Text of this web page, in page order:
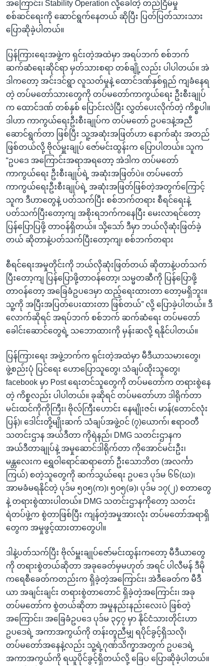
အကြောင်း၊ Stability Operation လို့ခေါ်တဲ့ တည်ငြိမ်မှု
စစ်ဆင်ရေးကို ဆောင်ရွက်နေတယ် ဆိုပြီး ပြတ်ပြတ်သားသား
ပြောဆိုခဲ့ပါတယ်။
ပြန်ကြားရေးအဖွဲ့က ရှင်းတဲ့အထဲမှာ အရပ်ဘက် စစ်ဘက်
ဆက်ဆံရေးဆိုင်ရာ မှတ်သားစရာ တစ်ချို့လည်း ပါပါတယ်။ အဲ
ဒါကတော့ အင်းဒင်ရွာ လူသတ်မှုနဲ့ ထောင်ဒဏ်နှစ်ရှည် ကျခံနေရ
တဲ့ တပ်မတော်သားတွေကို တပ်မတော်ကာကွယ်ရေး ဦးစီးချုပ်
က ထောင်ဒဏ် တစ်နှစ် ပြောင်းလဲပြီး လွှတ်ပေးလိုက်တဲ့ ကိစ္စပါ။
ဒါဟာ ကာကွယ်ရေးဦးစီးချုပ်က တပ်မတော် ဥပဒေနဲ့အညီ
ဆောင်ရွက်တာ ဖြစ်ပြီး သူ့အဆုံးအဖြတ်ဟာ နောက်ဆုံး အတည်
ဖြစ်တယ်လို့ ဗိုလ်မှူးချုပ် ဇော်မင်းထွန်းက ပြောပါတယ်။ သူက
“ဥပဒေ အကြောင်းအရာအရတော့ အဲဒါက တပ်မတော်
ကာကွယ်ရေး ဦးစီးချုပ်ရဲ့ အဆုံးအဖြတ်ပဲ။ တပ်မတော်
ကာကွယ်ရေးဦးစီးချုပ်ရဲ့ အဆုံးအဖြတ်ဖြစ်တဲ့အတွက်ကြောင့်
သူက ဒီဟာတွေနဲ့ ပတ်သက်ပြီး စစ်ဘက်တရား စီရင်ရေးနဲ့
ပတ်သက်ပြီးတော့ကျ အစိုးရဘက်ကနေပြီး မေးလာရင်တော့
ပြန်ပြောပြဖို့ တာဝန်ရှိတယ်။ သို့သော် ဒီမှာ ဘယ်လိုဆုံးဖြတ်ခဲ့
တယ် ဆိုတာနဲ့ပတ်သက်ပြီးတော့ကျ၊ စစ်ဘက်တရား
စီရင်ရေးအမှုတိုင်းကို ဘယ်လိုဆုံးဖြတ်တယ် ဆိုတာနဲ့ပတ်သက်
ပြီးတော့ကျ ပြန်ပြောဖို့တာဝန်တော့၊ သမ္မတဆီကို ပြန်ပြောဖို့
တာဝန်တော့ အခြေခံဥပဒေမှာ ထည့်ရေးထားတာ တော့မရှိဘူး။
သူ့ကို အပြီးအပြတ်ပေးထားတာ ဖြစ်တယ်” လို့ ပြောခဲ့ပါတယ်။ ဒီ
လောက်ဆိုရင် အရပ်ဘက် စစ်ဘက် ဆက်ဆံရေး တပ်မတော်
ခေါင်းဆောင်တွေရဲ့ သဘောထားကို မှန်းဆလို့ ရနိုင်ပါတယ်။
ပြန်ကြားရေး အဖွဲ့ဘက်က ရှင်းတဲ့အထဲမှာ မီဒီယာသမားတွေ၊
ဖွဲ့စည်းပုံ ပြင်ရေး ဟောပြောသူတွေ၊ သံချပ်ထိုးသူတွေ၊
facebook မှာ Post ရေးတင်သူတွေကို တပ်မတော်က တရားစွဲနေ
တဲ့ ကိစ္စလည်း ပါပါတယ်။ ခုဆိုရင် တပ်မတော်ဟာ ဒါရိုက်တာ
မင်းထင်ကိုကိုကြီး၊ ဗိုလ်ကြီးဟောင်း နေမျိုးဇင်၊ မာန်(တောင်လုံး
ပြန်)၊ ဒေါင်းတို့မျိုးဆက် သံချပ်အဖွဲ့ဝင် (၇)ယောက်၊ ဧရာဝတီ
သတင်းဌာန အယ်ဒီတာ ကိုရဲနည်၊ DMG သတင်းဌာနက
အယ်ဒီတာချုပ်နဲ့ အမှုဆောင်ဒါရိုက်တာ ကိုအောင်မင်းဦး၊
မန္တလေးက ရွှေဝါရောင်ဆရာတော် ဦးသောဘိတ (အလင်္ကာ
ကြယ်) စတဲ့သူတွေကို ဆက်သွယ်ရေး ဥပဒေ ပုဒ်မ ၆၆(ဃ)၊
အာမခံမရနိုင်တဲ့ ပုဒ်မ ၅၀၅(က)၊ ၅၀၅(ခ)၊ ပုဒ်မ ၁၇(၂) စတာတွေ
နဲ့ တရားစွဲထားပါတယ်။ DMG သတင်းဌာနကိုတော့ သတင်း
ရဲတပ်ဖွဲ့က စွဲတာဖြစ်ပြီး ကျန်တဲ့အမှုအားလုံး တပ်မတော်အရာရှိ
တွေက အမှုဖွင့်ထားတာတွေပါ။
ဒါနဲ့ပတ်သက်ပြီး ဗိုလ်မှူးချုပ်ဇော်မင်းထွန်းကတော့ မီဒီယာတွေ
ကို တရားစွဲတယ်ဆိုတာ အခုခေတ်မှမဟုတ် အရင် ပါလီမန် ဒီမို
ကရေစီခေတ်ကတည်းက ရှိခဲ့တဲ့အကြောင်း၊ အဲဒီခေတ်က မီဒီ
ယာ အချင်းချင်း တရားစွဲတာတောင် ရှိခဲ့တဲ့အကြောင်း၊ အခု
တပ်မတော်က စွဲတယ်ဆိုတာ အမှုနည်းနည်းလေးပဲ ဖြစ်တဲ့
အကြောင်း၊ အခြေခံဥပဒေ ပုဒ်မ ၃၄၇ မှာ နိုင်ငံသားတိုင်းဟာ
ဥပဒေရဲ့ အကာအကွယ်ကို တန်းတူညီမျှ ရပိုင်ခွင့်ရှိသလို၊
တပ်မတော်အနေနဲ့လည်း သူ့ရဲ့ဂုဏ်သိက္ခာအတွက် ဥပဒေရဲ့
အကာအကွယ်ကို ရယူပိုင်ခွင့်ရှိတယ်လို့ ခြေပ ပြောဆိုခဲ့ပါတယ်။